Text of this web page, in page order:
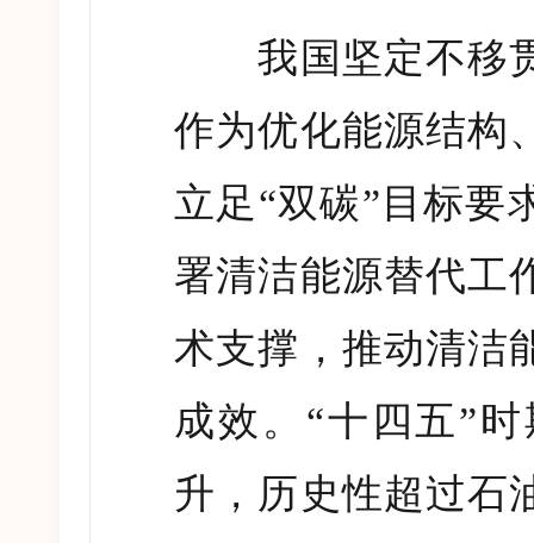
我国坚定不移贯
作为优化能源结构
立足 “双碳” 目标要
署清洁能源替代工
术支撑，推动清洁
成效。 “十四五”
升，历史性超过石